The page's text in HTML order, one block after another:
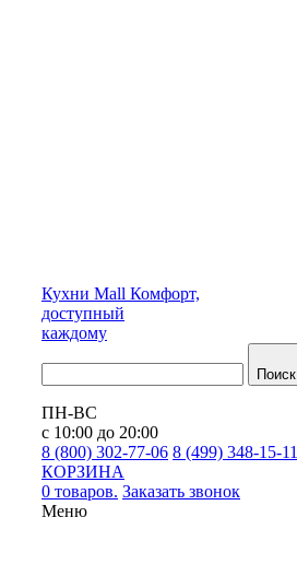
Кухни Mall Комфорт,
доступный
каждому
Поиск
ПН-ВС
с 10:00 до 20:00
8 (800) 302-77-06 8 (499) 348-15-11
КОРЗИНА
0 товаров. Заказать звонок
Меню